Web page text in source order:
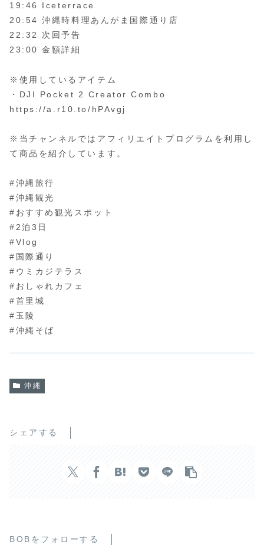
19:46 Iceterrace
20:54 沖縄時料理あんがま国際通り店
22:32 次回予告
23:00 金額詳細
※使用しているアイテム
・DJI Pocket 2 Creator Combo
https://a.r10.to/hPAvgj
※当チャンネルではアフィリエイトプログラムを利用し
て商品を紹介しています。
#沖縄旅行
#沖縄観光
#おすすめ観光スポット
#2泊3日
#Vlog
#国際通り
#ウミカジテラス
#おしゃれカフェ
#首里城
#玉陵
#沖縄そば
沖縄
シェアする
BOBをフォローする